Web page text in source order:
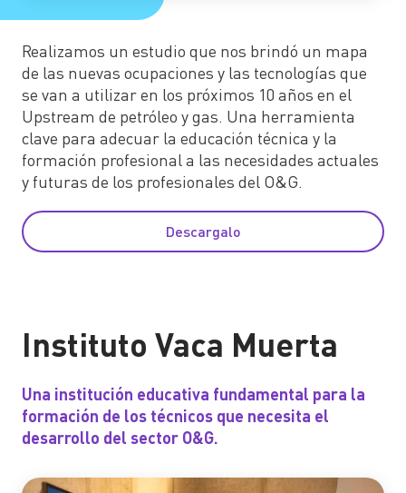
Realizamos un estudio que nos brindó un mapa
de las nuevas ocupaciones y las tecnologías que
se van a utilizar en los próximos 10 años en el
Upstream de petróleo y gas. Una herramienta
clave para adecuar la educación técnica y la
formación profesional a las necesidades actuales
y futuras de los profesionales del O&G.
Descargalo
Instituto Vaca Muerta
Una institución educativa fundamental para la
formación de los técnicos que necesita el
desarrollo del sector O&G.